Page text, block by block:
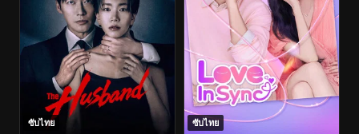
ซับไทย ซับไทย